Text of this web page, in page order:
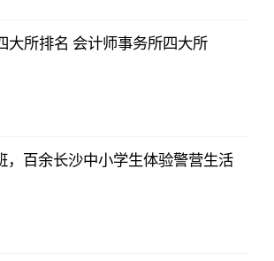
大所排名 会计师事务所四大所
，百余长沙中小学生体验警营生活